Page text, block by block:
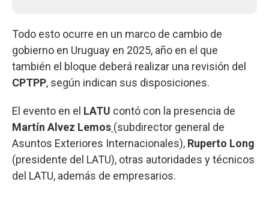
Todo esto ocurre en un marco de cambio de
gobierno en Uruguay en 2025, año en el que
también el bloque deberá realizar una revisión del
CPTPP, según indican sus disposiciones.
El evento en el LATU contó con la presencia de
Martín Alvez Lemos (subdirector general de
Asuntos Exteriores Internacionales), Ruperto Long
(presidente del LATU), otras autoridades y técnicos
del LATU, además de empresarios.